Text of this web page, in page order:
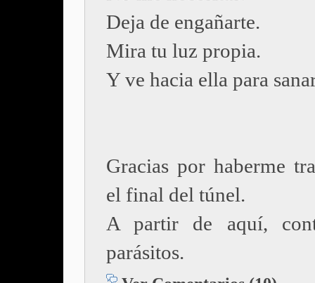
Deja de engañarte.
Mira tu luz propia.
Y ve hacia ella para
Gracias por haberme
el final del túnel.
A partir de aquí,
parásitos.